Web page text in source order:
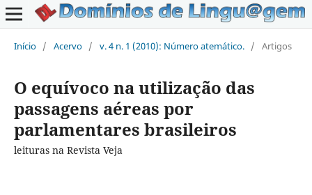
Início / Acervo / v. 4 n. 1 (2010): Número atemático. / Artigos
O equívoco na utilização das
passagens aéreas por
parlamentares brasileiros
leituras na Revista Veja